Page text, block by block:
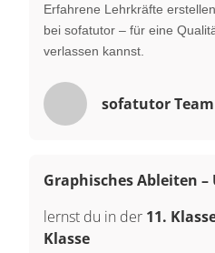
Erfahrene Lehrkräfte
bei sofatutor – für eine
verlassen kannst.
sofatutor Team
Graphisches Ableiten –
lernst du in der 11.
Klasse